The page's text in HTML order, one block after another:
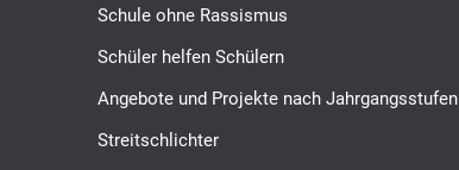
Schule ohne Rassismus
Schüler helfen Schülern
Angebote und Projekte nach Jahrgangsstufen
Streitschlichter